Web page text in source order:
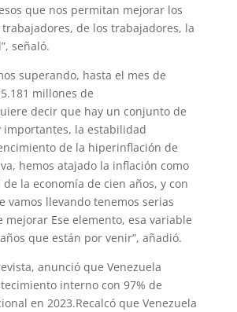
que nos permitan mejorar los
de los trabajadores, la
señaló.
superando, hasta el mes de
millones de
decir que hay un conjunto de
importantes, la estabilidad
de la hiperinflación de
hemos atajado la inflación como
la economía de cien años, y con
vamos llevando tenemos serias
mejorar Ese elemento, esa variable
que están por venir”, añadió.
anunció que Venezuela
interno con 97% de
en 2023.Recalcó que Venezuela